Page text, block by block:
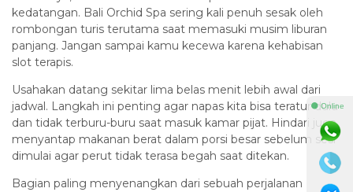
kedatangan. Bali Orchid Spa sering kali penuh sesak oleh
rombongan turis terutama saat memasuki musim liburan
panjang. Jangan sampai kamu kecewa karena kehabisan
slot terapis.
Usahakan datang sekitar lima belas menit lebih awal dari
jadwal. Langkah ini penting agar napas kita bisa teratur dulu
dan tidak terburu-buru saat masuk kamar pijat. Hindari juga
menyantap makanan berat dalam porsi besar sebelum sesi
dimulai agar perut tidak terasa begah saat ditekan.
Bagian paling menyenangkan dari sebuah perjalanan
⚫ Online